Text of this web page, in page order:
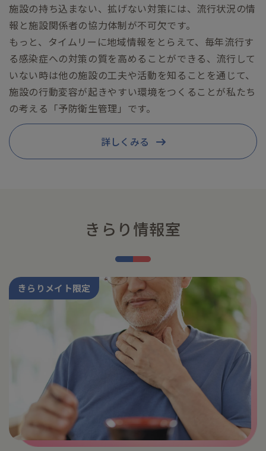
施設の持ち込まない、拡げない対策には、流行状況の情
報と施設関係者の協力体制が不可欠です。
もっと、タイムリーに地域情報をとらえて、毎年流行す
る感染症への対策の質を高めることができる、流行して
いない時は他の施設の工夫や活動を知ることを通じて、
施設の行動変容が起きやすい環境をつくることが私たち
の考える「予防衛生管理」です。
詳しくみる
きらり情報室
きらりメイト限定